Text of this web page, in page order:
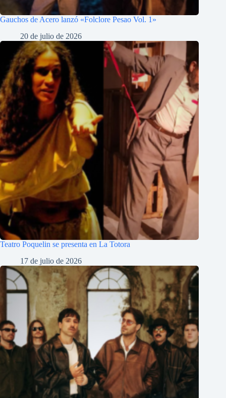
Gauchos de Acero lanzó «Folclore Pesao Vol. 1»
20 de julio de 2026
Teatro Poquelin se presenta en La Totora
17 de julio de 2026